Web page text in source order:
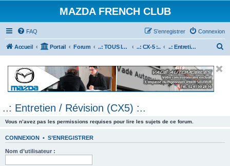
MAZDA FRENCH CLUB
FAQ Connexion
S’enregistrer
Accueil Portail Forum ..: TOUS les Véhicules MAZDA :.. ..: CX-5 :.. ..: Entretien / Révision (CX5) :..
e
..: Entretien / Révision (CX5) :..
Vous n’avez pas les permissions requises pour lire les sujets de ce forum.
CONNEXION • S’ENREGISTRER
Nom d’utilisateur :